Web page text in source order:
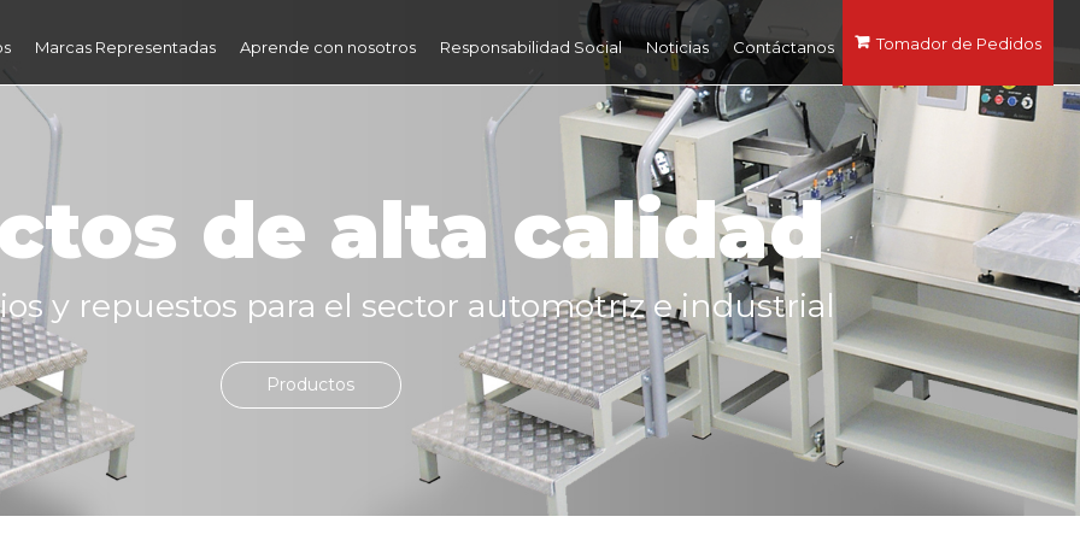
Marcas Representadas Aprende con nosotros Responsabilidad Social Noticias Contáctanos Tomador de Pedidos
de alta calidad
y repuestos para el sector automotriz e industrial
Productos